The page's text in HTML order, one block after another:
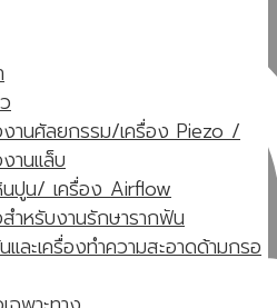
งานศัลยกรรม/เครื่อง Piezo /
านแล็บ
นปูน/ เครื่อง Airflow
ำหรับงานรักษารากฟัน
และเครื่องทำความสะอาดด้ามกรอ